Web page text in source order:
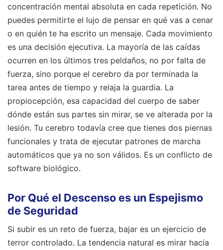
concentración mental absoluta en cada repetición. No
puedes permitirte el lujo de pensar en qué vas a cenar
o en quién te ha escrito un mensaje. Cada movimiento
es una decisión ejecutiva. La mayoría de las caídas
ocurren en los últimos tres peldaños, no por falta de
fuerza, sino porque el cerebro da por terminada la
tarea antes de tiempo y relaja la guardia. La
propiocepción, esa capacidad del cuerpo de saber
dónde están sus partes sin mirar, se ve alterada por la
lesión. Tu cerebro todavía cree que tienes dos piernas
funcionales y trata de ejecutar patrones de marcha
automáticos que ya no son válidos. Es un conflicto de
software biológico.
Por Qué el Descenso es un Espejismo
de Seguridad
Si subir es un reto de fuerza, bajar es un ejercicio de
terror controlado. La tendencia natural es mirar hacia